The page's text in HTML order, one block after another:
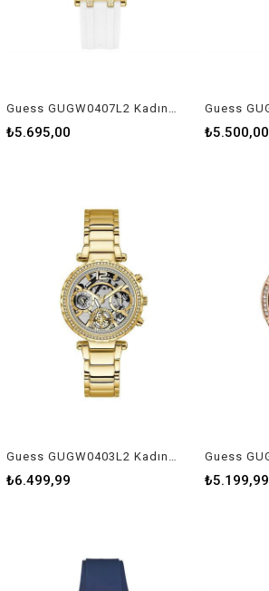
₺5.695,00 ₺5.500,00
Guess GUGW0403L2 Kadın Kol Saati
₺6.499,99 ₺5.199,99